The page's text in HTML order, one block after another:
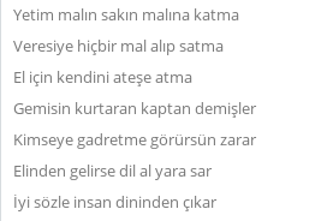
Yetim malın sakın malına katma
Veresiye hiçbir mal alıp satma
El için kendini ateşe atma
Gemisin kurtaran kaptan demişler
Kimseye gadretme görürsün zarar
Elinden gelirse dil al yara sar
İyi sözle insan dininden çıkar